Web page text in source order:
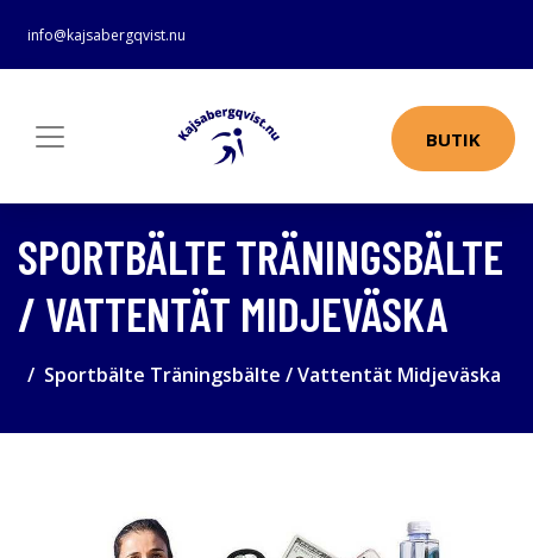
info@kajsabergqvist.nu
BUTIK
SPORTBÄLTE TRÄNINGSBÄLTE
/ VATTENTÄT MIDJEVÄSKA
Sportbälte Träningsbälte / Vattentät Midjeväska